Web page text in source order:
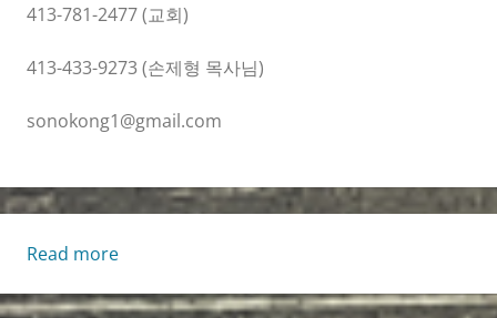
413-781-2477 (교회)
413-433-9273 (손제형 목사님)
sonokong1@gmail.com
Read more:
명